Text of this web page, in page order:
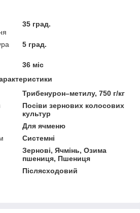
35 град.
5 град.
36 міс
Трибенурон–метилу, 750 г/кг
Посіви зернових колосових
культур
Для ячменю
Системні
Зернові, Ячмінь, Озима
пшениця, Пшениця
Післясходовий